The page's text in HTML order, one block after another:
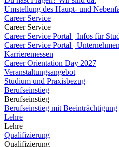
Umstellung des Haupt- und
Career Service
Career Service
Career Service Portal | Infos für
Career Service Portal |
Karrieremessen
Career Orientation Day 2027
Veranstaltungsangebot
Studium und Praxisbezug
Berufseinstieg
Berufseinstieg
Berufseinstieg mit Beeinträchtigung
Lehre
Lehre
Qualifizierung
Qualifizierung